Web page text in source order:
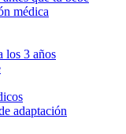
médica
los 3 años
adaptación